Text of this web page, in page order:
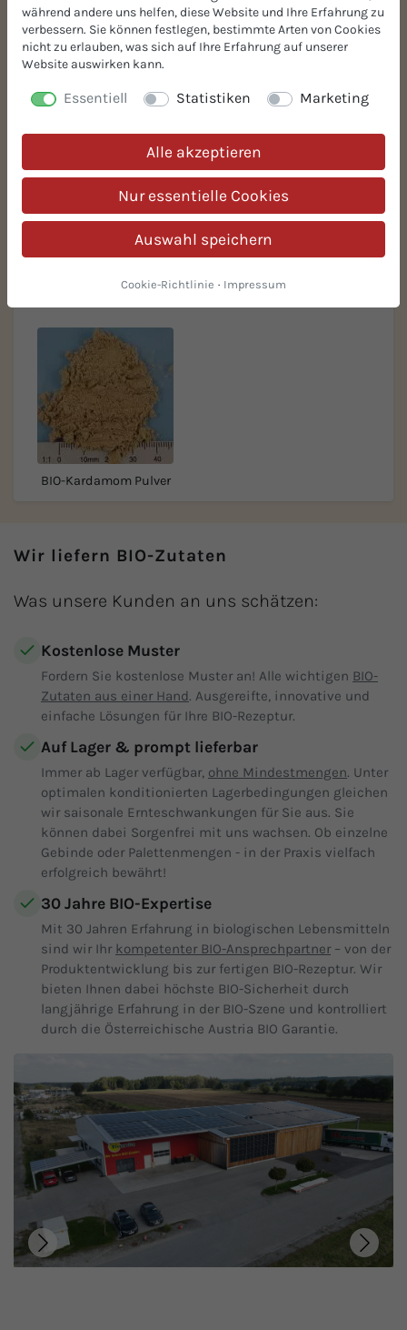
BIO-Birnenstücke fein
geschnitten
BIO-Dinkelflocken
BIO-Mandelkerne ganz,
ungeschält
BIO-Haselnussmus
BIO-Kardamom Pulver
Wir liefern BIO-Zutaten
Was unsere Kunden an uns schätzen:
Kostenlose Muster
Fordern Sie kostenlose Muster an! Alle wichtigen BIO-
Zutaten aus einer Hand. Ausgereifte, innovative und
einfache Lösungen für Ihre BIO-Rezeptur.
Auf Lager & prompt lieferbar
Immer ab Lager verfügbar, ohne Mindestmengen. Unter
optimalen konditionierten Lagerbedingungen gleichen
wir saisonale Ernteschwankungen für Sie aus. Sie
können dabei Sorgenfrei mit uns wachsen. Ob einzelne
Gebinde oder Palettenmengen - in der Praxis vielfach
erfolgreich bewährt!
30 Jahre BIO-Expertise
Mit 30 Jahren Erfahrung in biologischen Lebensmitteln
sind wir Ihr kompetenter BIO-Ansprechpartner – von der
Produktentwicklung bis zur fertigen BIO-Rezeptur. Wir
bieten Ihnen dabei höchste BIO-Sicherheit durch
langjährige Erfahrung in der BIO-Szene und kontrolliert
durch die Österreichische Austria BIO Garantie.
während andere uns helfen, diese Website und Ihre Erfahrung zu
verbessern. Sie können festlegen, bestimmte Arten von Cookies
nicht zu erlauben, was sich auf Ihre Erfahrung auf unserer
Website auswirken kann.
Essentiell Statistiken Marketing
Alle akzeptieren
Nur essentielle Cookies
Auswahl speichern
Cookie-Richtlinie · Impressum